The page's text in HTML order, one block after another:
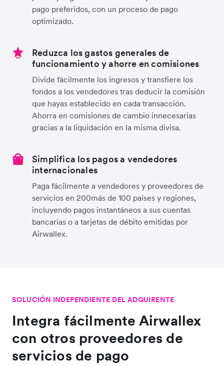
pago preferidos, con un proceso de pago
optimizado.
Reduzca los gastos generales de
funcionamiento y ahorre en comisiones
Divide fácilmente los ingresos y transfiere los
fondos a los vendedores tras deducir la comisión
que hayas establecido en cada transacción.
Ahorra en comisiones de cambio innecesarias
gracias a la liquidación en la misma divisa.
Simplifica los pagos a vendedores
internacionales
Paga fácilmente a vendedores y proveedores de
servicios en 200más de 100 países y regiones,
incluyendo pagos instantáneos a sus cuentas
bancarias o a tarjetas de débito emitidas por
Airwallex.
SOLUCIÓN INDEPENDIENTE DEL ADQUIRENTE
Integra fácilmente Airwallex
con otros proveedores de
servicios de pago